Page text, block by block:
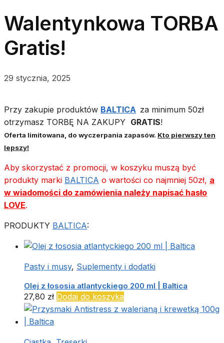
Walentynkowa TORBA
Gratis!
29 stycznia, 2025
Przy zakupie produktów BALTICA za minimum 50zł
otrzymasz TORBĘ NA ZAKUPY GRATIS!
Oferta limitowana, do wyczerpania zapasów. Kto pierwszy ten
lepszy!
Aby skorzystać z promocji, w koszyku muszą być
produkty marki BALTICA o wartości co najmniej 50zł, a
w wiadomości do zamówienia należy napisać hasło
LOVE.
PRODUKTY BALTICA:
Pasty i musy, Suplementy i dodatki
Olej z łososia atlantyckiego 200 ml | Baltica
27,80 zł Dodaj do koszyka